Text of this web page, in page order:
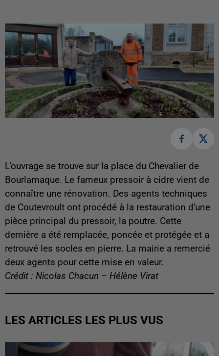
L'ouvrage se trouve sur la place du Chevalier de
Bourlamaque. Le fameux pressoir à cidre vient de
connaître une rénovation. Des agents techniques
de Coutevroult ont procédé à la restauration d'une
pièce principal du pressoir, la poutre. Cette
dernière a été remplacée, poncée et protégée et a
retrouvé les socles en pierre. La mairie a remercié
deux agents pour cette mise en valeur.
Crédit : Nicolas Chacun – Hélène Virat
LES ARTICLES LES PLUS VUS